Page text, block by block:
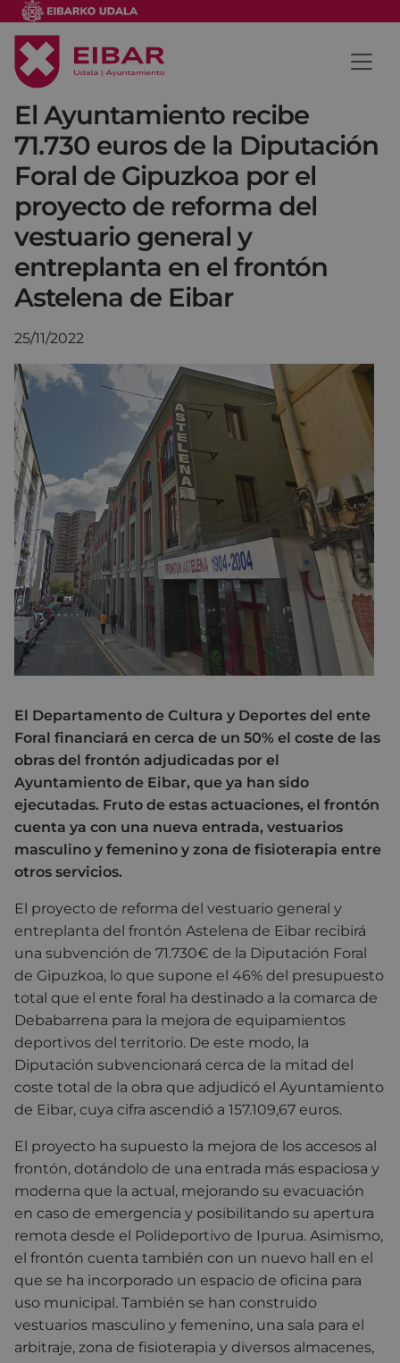
El Ayuntamiento recibe
71.730 euros de la Diputación
Foral de Gipuzkoa por el
proyecto de reforma del
vestuario general y
entreplanta en el frontón
Astelena de Eibar
25/11/2022
El Departamento de Cultura y Deportes del ente
Foral financiará en cerca de un 50% el coste de las
obras del frontón adjudicadas por el
Ayuntamiento de Eibar, que ya han sido
ejecutadas. Fruto de estas actuaciones, el frontón
cuenta ya con una nueva entrada, vestuarios
masculino y femenino y zona de fisioterapia entre
otros servicios.
El proyecto de reforma del vestuario general y
entreplanta del frontón Astelena de Eibar recibirá
una subvención de 71.730€ de la Diputación Foral
de Gipuzkoa, lo que supone el 46% del presupuesto
total que el ente foral ha destinado a la comarca de
Debabarrena para la mejora de equipamientos
deportivos del territorio. De este modo, la
Diputación subvencionará cerca de la mitad del
coste total de la obra que adjudicó el Ayuntamiento
de Eibar, cuya cifra ascendió a 157.109,67 euros.
El proyecto ha supuesto la mejora de los accesos al
frontón, dotándolo de una entrada más espaciosa y
moderna que la actual, mejorando su evacuación
en caso de emergencia y posibilitando su apertura
remota desde el Polideportivo de Ipurua. Asimismo,
el frontón cuenta también con un nuevo hall en el
que se ha incorporado un espacio de oficina para
uso municipal. También se han construido
vestuarios masculino y femenino, una sala para el
arbitraje, zona de fisioterapia y diversos almacenes,